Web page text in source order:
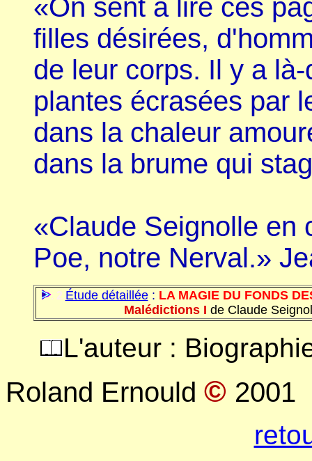
«On sent à lire ces
filles désirées,
de leur corps. Il y a
plantes écrasées par
dans la chaleur
dans la brume qui
«Claude Seignolle en
Poe, notre Nerval.»
. 2.Étude détaillée: LA MAGIE DU FONDS
Malédictions I de Claude
L'auteur :
Roland Ernould © 2001